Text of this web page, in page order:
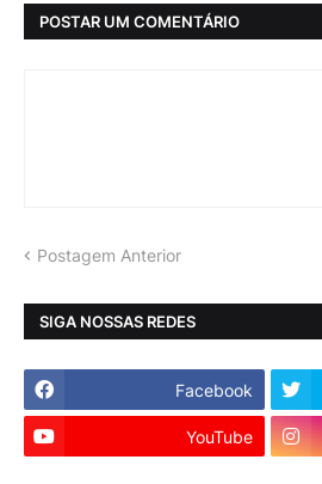
POSTAR UM COMENTÁRIO
Postagem Anterior
SIGA NOSSAS REDES
Facebook
YouTube